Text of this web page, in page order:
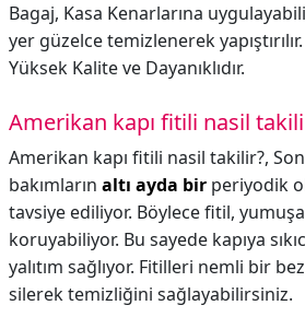
Bagaj, Kasa Kenarlarına
yer güzelce temizlenerek
Yüksek Kalite ve Dayanıklıdır.
Amerikan kapı fitili nasil
Amerikan kapı fitili nasil takilir?,
bakımların altı ayda bir periyodik
tavsiye ediliyor. Böylece fitil,
koruyabiliyor. Bu sayede kapıya
yalıtım sağlıyor. Fitilleri nemli bir
silerek temizliğini sağlayabilirsiniz.